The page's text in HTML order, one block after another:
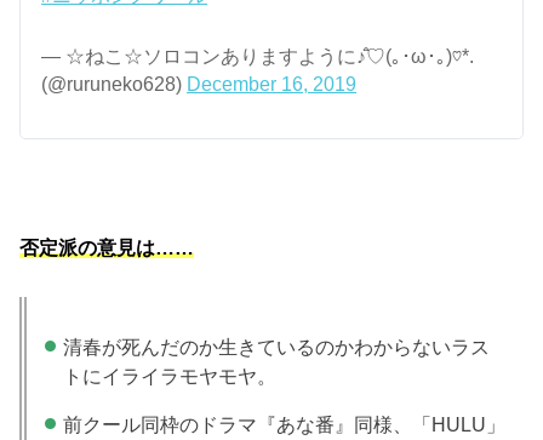
— ☆ねこ☆ソロコンありますように♪̊̈♡(｡･ω･｡)♡*.
(@ruruneko628) December 16, 2019
否定派の意見は……
清春が死んだのか生きているのかわからないラス
トにイライラモヤモヤ。
前クール同枠のドラマ『あな番』同様、「HULU」